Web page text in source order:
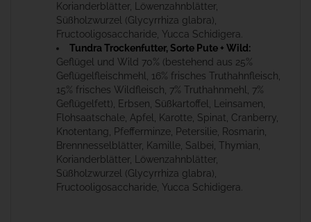
Korianderblätter, Löwenzahnblätter,
Süßholzwurzel (Glycyrrhiza glabra),
Fructooligosaccharide, Yucca Schidigera.
Tundra Trockenfutter, Sorte Pute + Wild:
Geflügel und Wild 70% (bestehend aus 25%
Geflügelfleischmehl, 16% frisches Truthahnfleisch,
15% frisches Wildfleisch, 7% Truthahnmehl, 7%
Geflügelfett), Erbsen, Süßkartoffel, Leinsamen,
Flohsaatschale, Apfel, Karotte, Spinat, Cranberry,
Knotentang, Pfefferminze, Petersilie, Rosmarin,
Brennnesselblätter, Kamille, Salbei, Thymian,
Korianderblätter, Löwenzahnblätter,
Süßholzwurzel (Glycyrrhiza glabra),
Fructooligosaccharide, Yucca Schidigera.